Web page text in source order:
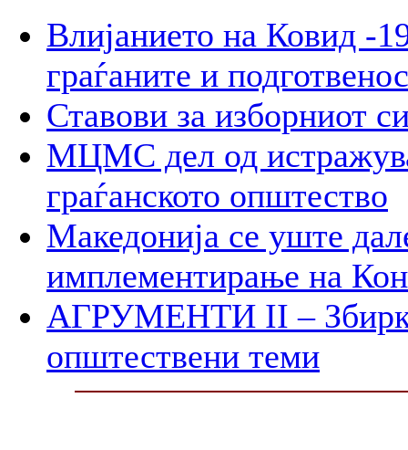
Влијанието на Ковид -
граѓаните и
Ставови за изборниот
МЦМС дел од
граѓанското општество
Македонија се уште
имплементирање на
АГРУМЕНТИ II –
општествени теми